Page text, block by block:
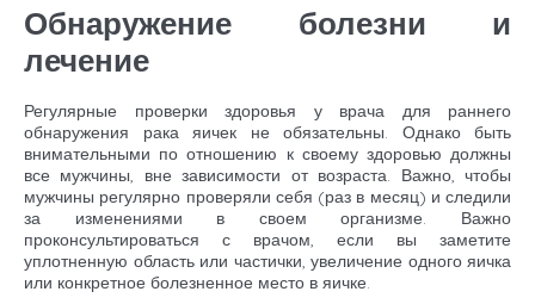
Обнаружение болезни и
лечение
Регулярные проверки здоровья у врача для раннего
обнаружения рака яичек не обязательны. Однако быть
внимательными по отношению к своему здоровью должны
все мужчины, вне зависимости от возраста. Важно, чтобы
мужчины регулярно проверяли себя (раз в месяц) и следили
за изменениями в своем организме. Важно
проконсультироваться с врачом, если вы заметите
уплотненную область или частички, увеличение одного яичка
или конкретное болезненное место в яичке.